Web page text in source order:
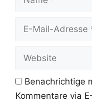
Mail-
Benachrichtige
Kommentare via